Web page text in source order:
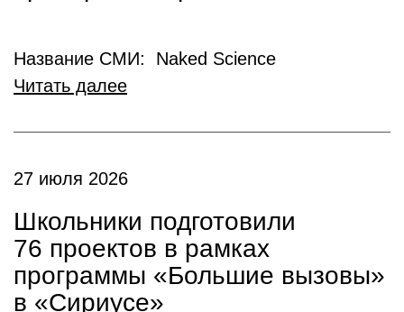
Название СМИ: Naked Science
Читать далее
27 июля 2026
Школьники подготовили
76 проектов в рамках
программы «Большие вызовы»
в «Сириусе»